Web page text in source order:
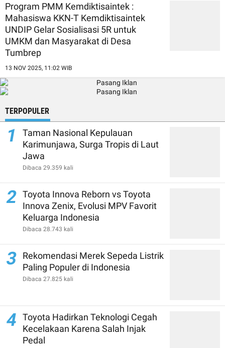
Program PMM Kemdiktisaintek :
Mahasiswa KKN-T Kemdiktisaintek
UNDIP Gelar Sosialisasi 5R untuk
UMKM dan Masyarakat di Desa
Tumbrep
13 NOV 2025, 11:02 WIB
TERPOPULER
1
Taman Nasional Kepulauan
Karimunjawa, Surga Tropis di Laut
Jawa
Dibaca 29.359 kali
2 Toyota Innova Reborn vs Toyota
Innova Zenix, Evolusi MPV Favorit
Keluarga Indonesia
Dibaca 28.743 kali
3
Rekomendasi Merek Sepeda Listrik
Paling Populer di Indonesia
Dibaca 27.825 kali
4
Toyota Hadirkan Teknologi Cegah
Kecelakaan Karena Salah Injak
Pedal